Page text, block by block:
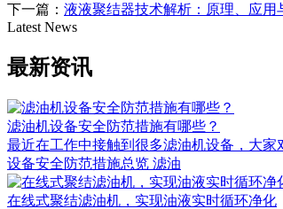
下一篇： 液液聚结器技术解析：原理、应用
Latest News
最新资讯
滤油机设备安全防范措施有哪些？
最近在工作中接触到很多滤油机设备，大
设备安全防范措施总览 滤油
在线式聚结滤油机，实现油液实时循环净化